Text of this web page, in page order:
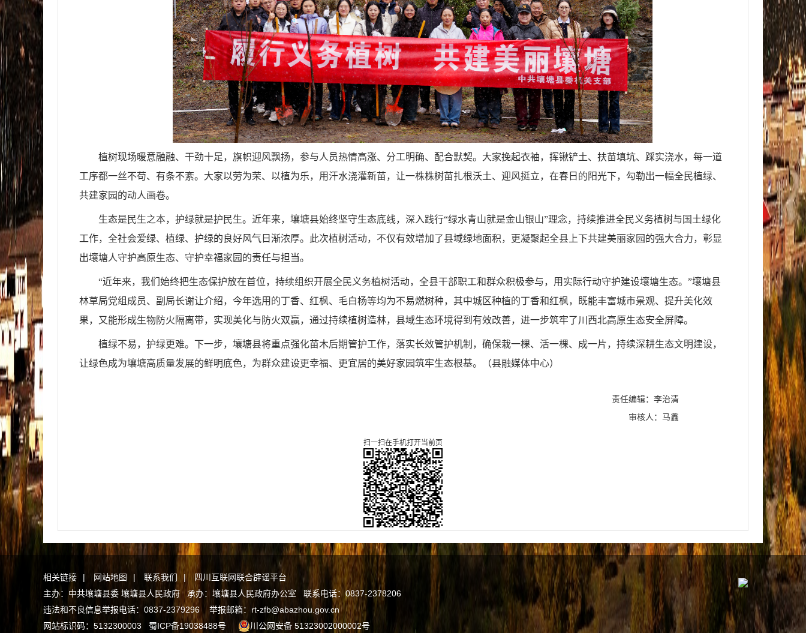
植树现场暖意融融、干劲十足，旗帜迎风飘扬，参与人员热情高涨、分工明确、配合默契。大家挽起衣袖，挥锹铲土、扶苗填坑、踩实浇水，每一道
工序都一丝不苟、有条不紊。大家以劳为荣、以植为乐，用汗水浇灌新苗，让一株株树苗扎根沃土、迎风挺立，在春日的阳光下，勾勒出一幅全民植绿、
共建家园的动人画卷。
生态是民生之本，护绿就是护民生。近年来，壤塘县始终坚守生态底线，深入践行“绿水青山就是金山银山”理念，持续推进全民义务植树与国土绿化
工作，全社会爱绿、植绿、护绿的良好风气日渐浓厚。此次植树活动，不仅有效增加了县域绿地面积，更凝聚起全县上下共建美丽家园的强大合力，彰显
出壤塘人守护高原生态、守护幸福家园的责任与担当。
“近年来，我们始终把生态保护放在首位，持续组织开展全民义务植树活动，全县干部职工和群众积极参与，用实际行动守护建设壤塘生态。”壤塘县
林草局党组成员、副局长谢让介绍，今年选用的丁香、红枫、毛白杨等均为不易燃树种，其中城区种植的丁香和红枫，既能丰富城市景观、提升美化效
果，又能形成生物防火隔离带，实现美化与防火双赢，通过持续植树造林，县域生态环境得到有效改善，进一步筑牢了川西北高原生态安全屏障。
植绿不易，护绿更难。下一步，壤塘县将重点强化苗木后期管护工作，落实长效管护机制，确保栽一棵、活一棵、成一片，持续深耕生态文明建设，
让绿色成为壤塘高质量发展的鲜明底色，为群众建设更幸福、更宜居的美好家园筑牢生态根基。（县融媒体中心）
责任编辑：李治清
审核人：马鑫
扫一扫在手机打开当前页
相关链接 | 网站地图 | 联系我们 |
四川互联网联合辟谣平台
主办：中共壤塘县委 壤塘县人民政府 承办：壤塘县人民政府办公室 联系电话：0837-2378206
违法和不良信息举报电话：0837-2379296 举报邮箱：rt-zfb@abazhou.gov.cn
网站标识码：5132300003 蜀ICP备19038488号 川公网安备 51323002000002号